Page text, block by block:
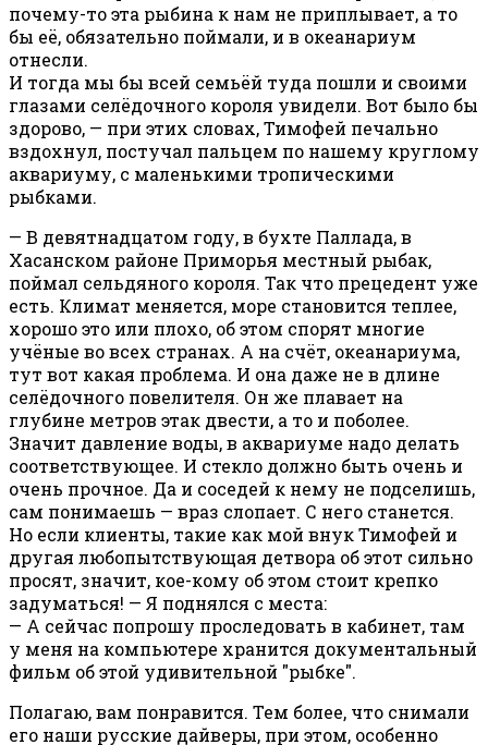
почему-то эта рыбина к нам не приплывает, а то
бы её, обязательно поймали, и в океанариум
отнесли.
И тогда мы бы всей семьёй туда пошли и своими
глазами селёдочного короля увидели. Вот было бы
здорово, — при этих словах, Тимофей печально
вздохнул, постучал пальцем по нашему круглому
аквариуму, с маленькими тропическими
рыбками.
— В девятнадцатом году, в бухте Паллада, в
Хасанском районе Приморья местный рыбак,
поймал сельдяного короля. Так что прецедент уже
есть. Климат меняется, море становится теплее,
хорошо это или плохо, об этом спорят многие
учёные во всех странах. А на счёт, океанариума,
тут вот какая проблема. И она даже не в длине
селёдочного повелителя. Он же плавает на
глубине метров этак двести, а то и поболее.
Значит давление воды, в аквариуме надо делать
соответствующее. И стекло должно быть очень и
очень прочное. Да и соседей к нему не подселишь,
сам понимаешь — враз слопает. С него станется.
Но если клиенты, такие как мой внук Тимофей и
другая любопытствующая детвора об этот сильно
просят, значит, кое-кому об этом стоит крепко
задуматься! — Я поднялся с места:
— А сейчас попрошу проследовать в кабинет, там
у меня на компьютере хранится документальный
фильм об этой удивительной "рыбке".
Полагаю, вам понравится. Тем более, что снимали
его наши русские дайверы, при этом, особенно